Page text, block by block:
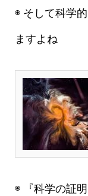
◉ そして科学
ますよね
◉ 『科学の証